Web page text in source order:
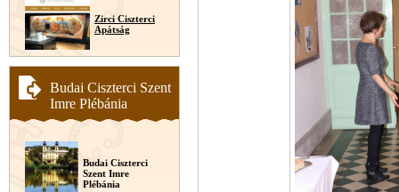
Zirci Ciszterci
Apátság
Budai Ciszterci Szent
Imre Plébánia
Budai Ciszterci
Szent Imre
Plébánia